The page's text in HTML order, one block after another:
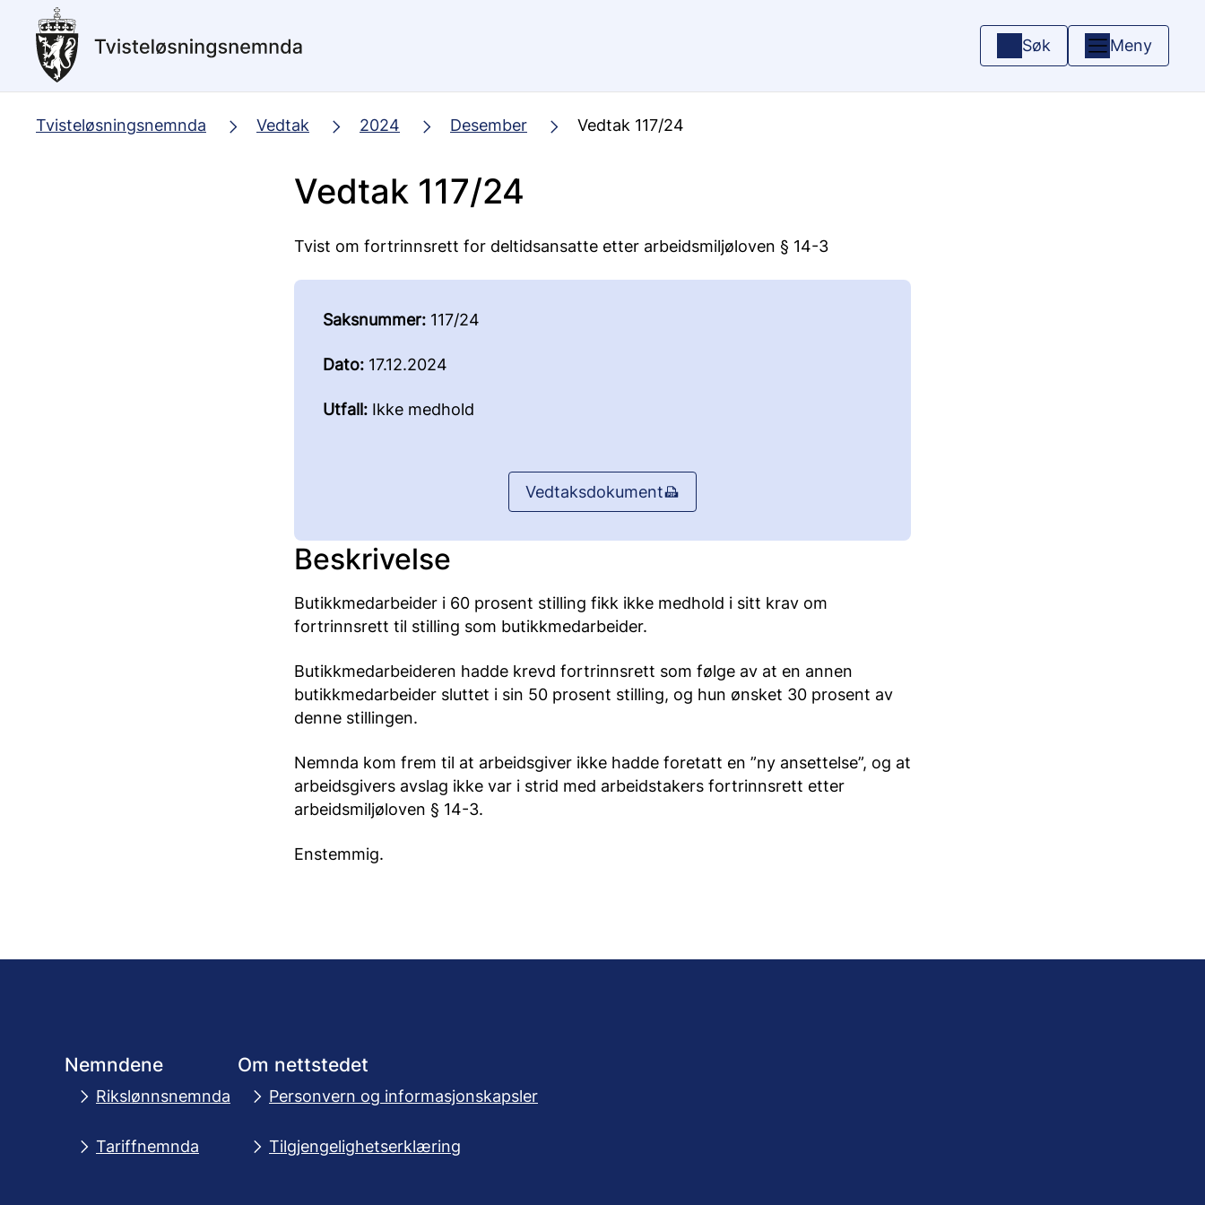
hovedinnhold
Søk Meny
Tvisteløsningsnemnda Vedtak 2024 Desember Vedtak 117/24
Vedtak 117/24
Tvist om fortrinnsrett for deltidsansatte etter arbeidsmiljøloven § 14-3
Saksnummer: 117/24
Dato: 17.12.2024
Utfall: Ikke medhold
Vedtaksdokument
Beskrivelse
Butikkmedarbeider i 60 prosent stilling fikk ikke medhold i sitt krav om
fortrinnsrett til stilling som butikkmedarbeider.
Butikkmedarbeideren hadde krevd fortrinnsrett som følge av at en annen
butikkmedarbeider sluttet i sin 50 prosent stilling, og hun ønsket 30 prosent av
denne stillingen.
Nemnda kom frem til at arbeidsgiver ikke hadde foretatt en ”ny ansettelse”, og at
arbeidsgivers avslag ikke var i strid med arbeidstakers fortrinnsrett etter
arbeidsmiljøloven § 14-3.
Enstemmig.
Nemndene
Rikslønnsnemnda
Tariffnemnda
Om nettstedet
Personvern og informasjonskapsler
Tilgjengelighetserklæring